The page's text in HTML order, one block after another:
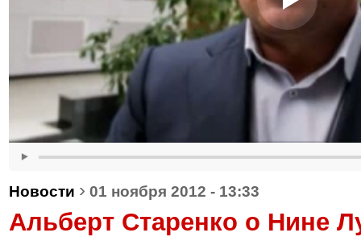
Новости › 01 ноября 2012 - 13:33
Альберт Старенко о Нине